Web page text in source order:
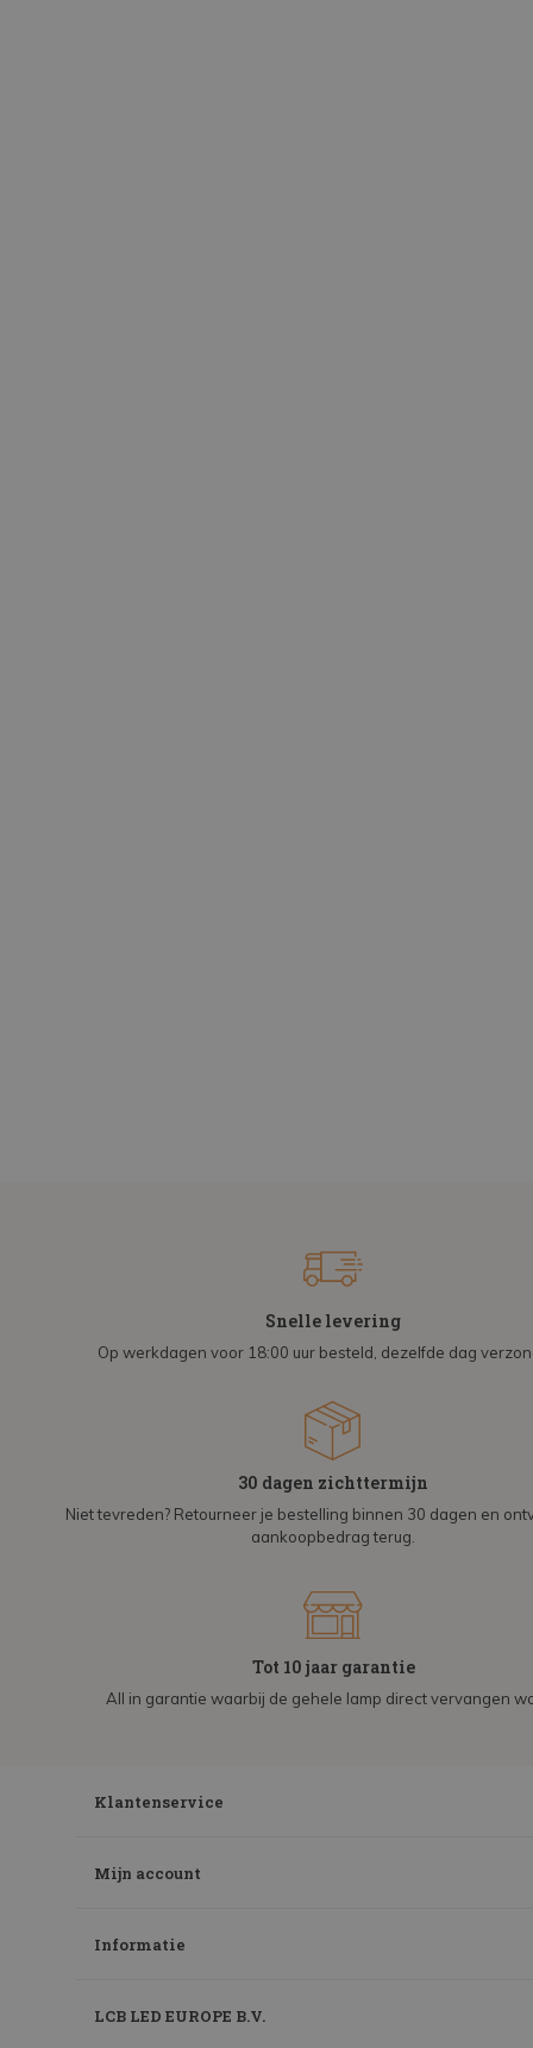
Snelle levering
Op werkdagen voor 18:00 uur besteld, dezelfde dag
30 dagen zichttermijn
Niet tevreden? Retourneer je bestelling binnen 30 dagen en
aankoopbedrag terug.
Tot 10 jaar garantie
All in garantie waarbij de gehele lamp direct vervangen
Klantenservice
Mijn account
Informatie
LCB LED EUROPE B.V.